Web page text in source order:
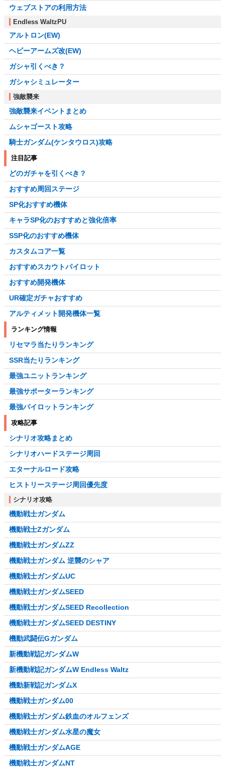
ウェブストアの利用方法
Endless WaltzPU
アルトロン(EW)
ヘビーアームズ改(EW)
ガシャ引くべき？
ガシャシミュレーター
強敵襲来
強敵襲来イベントまとめ
ムシャゴースト攻略
騎士ガンダム(ケンタウロス)攻略
注目記事
どのガチャを引くべき？
おすすめ周回ステージ
SP化おすすめ機体
キャラSP化のおすすめと強化倍率
SSP化のおすすめ機体
カスタムコア一覧
おすすめスカウトパイロット
おすすめ開発機体
UR確定ガチャおすすめ
アルティメット開発機体一覧
ランキング情報
リセマラ当たりランキング
SSR当たりランキング
最強ユニットランキング
最強サポーターランキング
最強パイロットランキング
攻略記事
シナリオ攻略まとめ
シナリオハードステージ周回
エターナルロード攻略
ヒストリーステージ周回優先度
シナリオ攻略
機動戦士ガンダム
機動戦士Zガンダム
機動戦士ガンダムZZ
機動戦士ガンダム 逆襲のシャア
機動戦士ガンダムUC
機動戦士ガンダムSEED
機動戦士ガンダムSEED Recollection
機動戦士ガンダムSEED DESTINY
機動武闘伝Gガンダム
新機動戦記ガンダムW
新機動戦記ガンダムW Endless Waltz
機動新戦記ガンダムX
機動戦士ガンダム00
機動戦士ガンダム鉄血のオルフェンズ
機動戦士ガンダム水星の魔女
機動戦士ガンダムAGE
機動戦士ガンダムNT